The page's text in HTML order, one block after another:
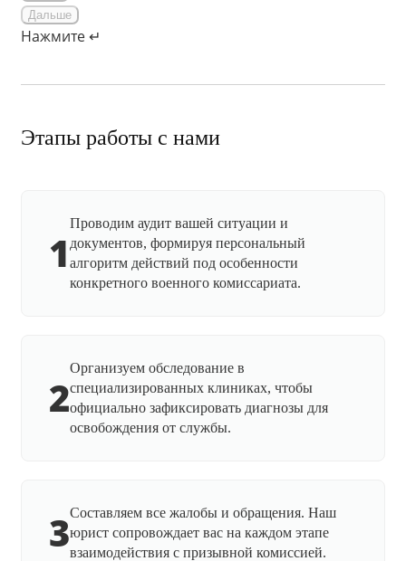
Дальше
Нажмите ↵
Этапы работы с нами
1
Проводим аудит вашей ситуации и
документов, формируя персональный
алгоритм действий под особенности
конкретного военного комиссариата.
2
Организуем обследование в
специализированных клиниках, чтобы
официально зафиксировать диагнозы для
освобождения от службы.
3Составляем все жалобы и обращения. Наш
юрист сопровождает вас на каждом этапе
взаимодействия с призывной комиссией.